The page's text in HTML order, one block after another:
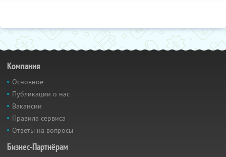
Компания
Основное
Публикации о нас
Вакансии
Правила сервиса
Ответы на вопросы
Бизнес-Партнёрам